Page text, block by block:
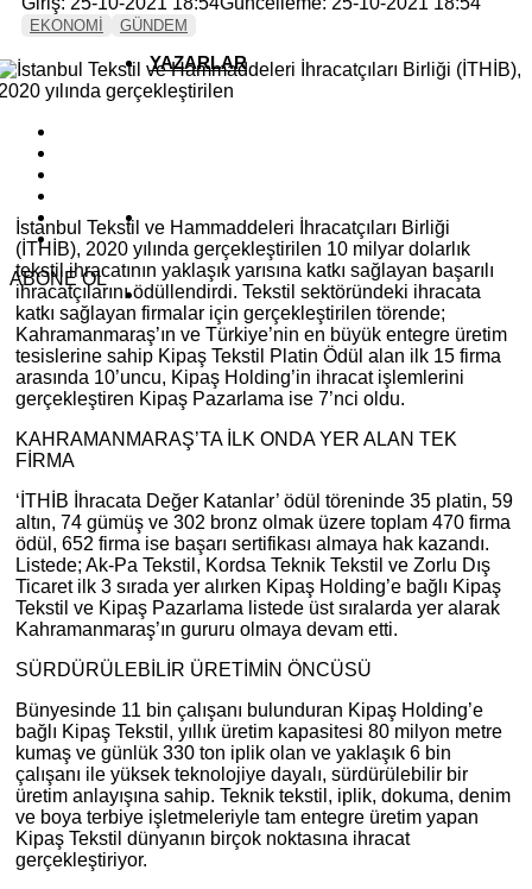
YAZARLAR
EKONOMİ GÜNDEM
ABONE OL
İstanbul Tekstil ve Hammaddeleri İhracatçıları Birliği
(İTHİB), 2020 yılında gerçekleştirilen 10 milyar dolarlık
tekstil ihracatının yaklaşık yarısına katkı sağlayan başarılı
ihracatçılarını ödüllendirdi. Tekstil sektöründeki ihracata
katkı sağlayan firmalar için gerçekleştirilen törende;
Kahramanmaraş’ın ve Türkiye’nin en büyük entegre üretim
tesislerine sahip Kipaş Tekstil Platin Ödül alan ilk 15 firma
arasında 10’uncu, Kipaş Holding’in ihracat işlemlerini
gerçekleştiren Kipaş Pazarlama ise 7’nci oldu.
KAHRAMANMARAŞ’TA İLK ONDA YER ALAN TEK
FİRMA
‘İTHİB İhracata Değer Katanlar’ ödül töreninde 35 platin, 59
altın, 74 gümüş ve 302 bronz olmak üzere toplam 470 firma
ödül, 652 firma ise başarı sertifikası almaya hak kazandı.
Listede; Ak-Pa Tekstil, Kordsa Teknik Tekstil ve Zorlu Dış
Ticaret ilk 3 sırada yer alırken Kipaş Holding’e bağlı Kipaş
Tekstil ve Kipaş Pazarlama listede üst sıralarda yer alarak
Kahramanmaraş’ın gururu olmaya devam etti.
SÜRDÜRÜLEBİLİR ÜRETİMİN ÖNCÜSÜ
Bünyesinde 11 bin çalışanı bulunduran Kipaş Holding’e
bağlı Kipaş Tekstil, yıllık üretim kapasitesi 80 milyon metre
kumaş ve günlük 330 ton iplik olan ve yaklaşık 6 bin
çalışanı ile yüksek teknolojiye dayalı, sürdürülebilir bir
üretim anlayışına sahip. Teknik tekstil, iplik, dokuma, denim
ve boya terbiye işletmeleriyle tam entegre üretim yapan
Kipaş Tekstil dünyanın birçok noktasına ihracat
gerçekleştiriyor.